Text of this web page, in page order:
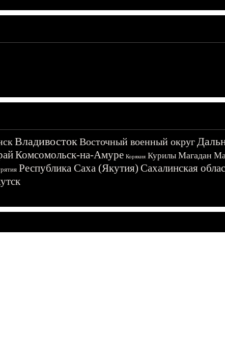
ВладивостокВосточный военный округ
Комсомольск-на-Амуре Корякия Курилы Магадан
Республика Саха (Якутия) Сахалинская